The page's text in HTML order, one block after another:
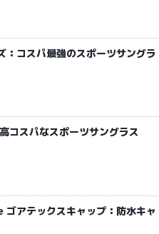
：コスパ最強のスポーツサングラ
コスパなスポーツサングラス
アテックスキャップ：防水キャ